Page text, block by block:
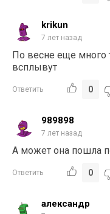
krikun
7 лет назад
По весне еще много
всплывут
Ответить 0
989898
7 лет назад
А может она пошла
Ответить 0
александр